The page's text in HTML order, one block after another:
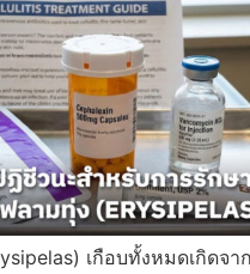
เกือบทั้งหมดเกิดจา